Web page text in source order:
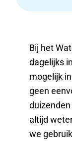
Bij het
dagelijks
mogelijk
geen
altijd
we